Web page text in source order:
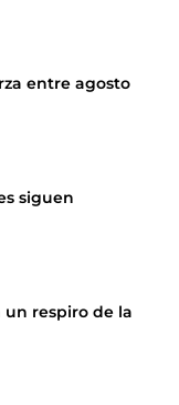
entre agosto
siguen
respiro de la